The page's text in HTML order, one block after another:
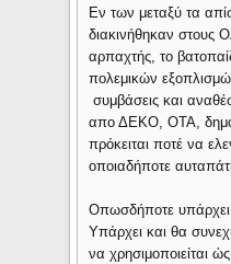
Εν των μεταξύ τα
διακινήθηκαν στους
αρπαχτής, το
πολεμικών
συμβάσεις και
απο ΔΕΚΟ, ΟΤΑ,
πρόκειται ποτέ να
οποιαδήποτε
Οπωσδήποτε υπάρχει
Υπάρχει και θα
να χρησιμοποιείται